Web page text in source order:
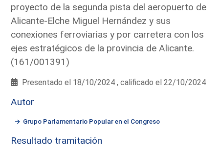
proyecto de la segunda pista del aeropuerto de
Alicante-Elche Miguel Hernández y sus
conexiones ferroviarias y por carretera con los
ejes estratégicos de la provincia de Alicante.
(161/001391)
Presentado el 18/10/2024 , calificado el 22/10/2024
Autor
Grupo Parlamentario Popular en el Congreso
Resultado tramitación